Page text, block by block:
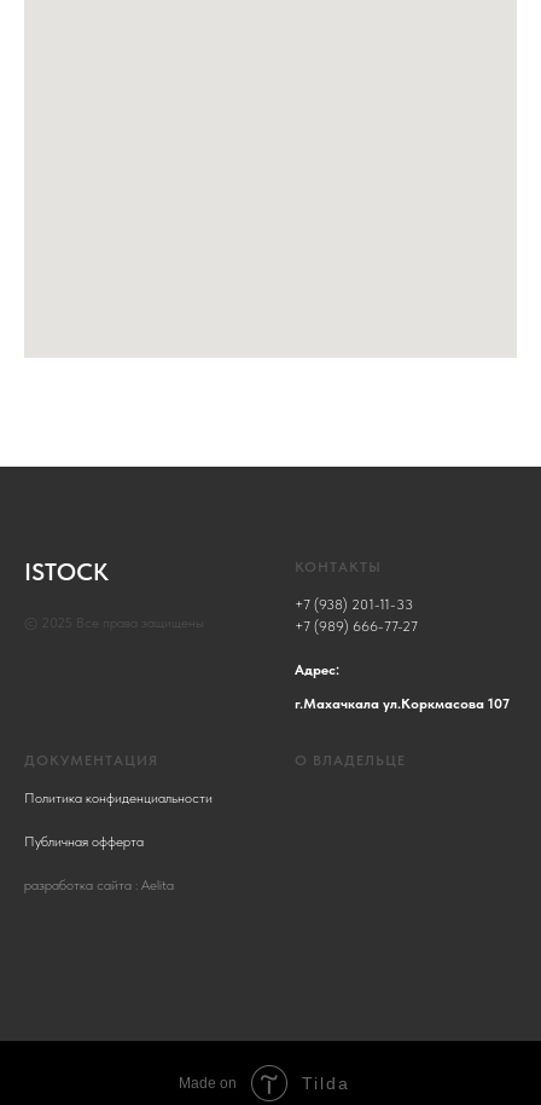
ISTOCK
© 2025 Все права защищены
КОНТАКТЫ
+7 (938) 201-11-33
+7 (989) 666-77-27
Адрес:
г.Махачкала ул.Коркмасова 107
ДОКУМЕНТАЦИЯ
Политика конфиденциальности
Публичная офферта
разработка сайта : Aelita
О ВЛАДЕЛЬЦЕ
Made on Tilda